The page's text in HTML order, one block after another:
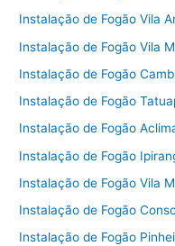
Instalação de Fogão Vila
Instalação de Fogão Vila
Instalação de Fogão
Instalação de Fogão
Instalação de Fogão
Instalação de Fogão
Instalação de Fogão Vila
Instalação de Fogão
Instalação de Fogão